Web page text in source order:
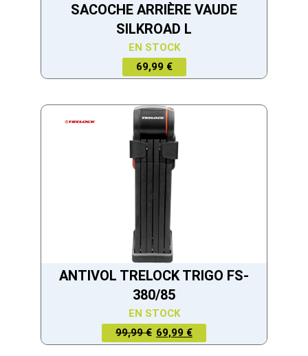
SACOCHE ARRIÈRE VAUDE
SILKROAD L
EN STOCK
69,99 €
ANTIVOL TRELOCK TRIGO FS-
380/85
EN STOCK
99,99 €
LE PRIX
INITIAL
69,99 €
LE PRIX
ACTUEL